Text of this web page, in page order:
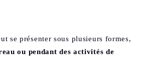
se présenter sous plusieurs formes,
ou pendant des activités de